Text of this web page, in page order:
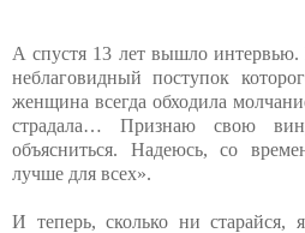
А спустя 13 лет вышло
неблаговидный поступок
женщина всегда обходила
страдала… Признаю свою
объясниться. Надеюсь, со
лучше для всех».
И теперь, сколько ни старайся,